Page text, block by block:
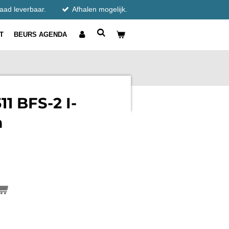
leverbaar. Afhalen mogelijk.
BEURS AGENDA
BFS-2 I-